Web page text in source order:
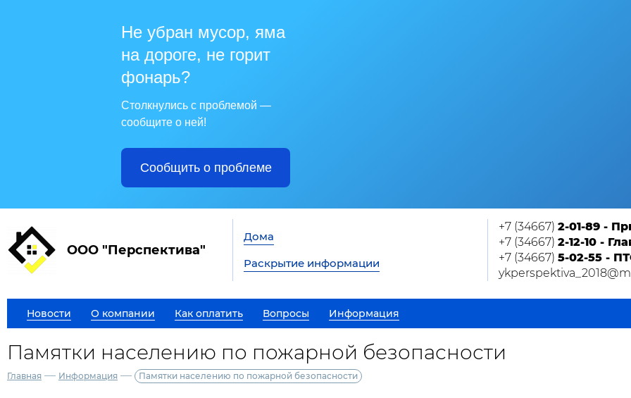
Не убран мусор, яма
на дороге, не горит
фонарь?
Столкнулись с проблемой —
сообщите о ней!
Сообщить о проблеме
ООО "Перспектива"
Дома
Раскрытие информации
+7 (34667) 2-01-89 -
+7 (34667) 2-12-10 -
+7 (34667) 5-02-55 -
Новости О компании Как оплатить Вопросы Информация
Памятки населению по пожарной безопасности
Главная — Информация — Памятки населению по пожарной безопасности